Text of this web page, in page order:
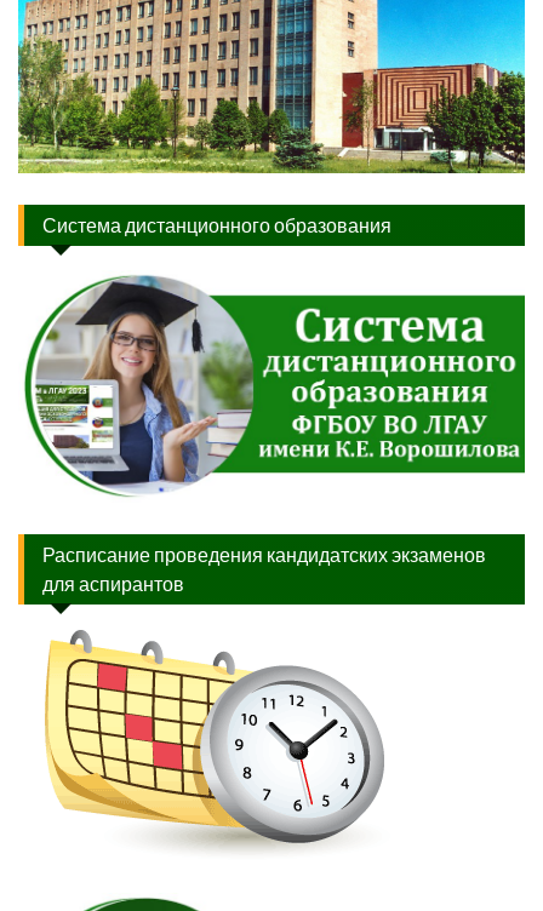
Система дистанционного образования
Расписание проведения кандидатских экзаменов
для аспирантов